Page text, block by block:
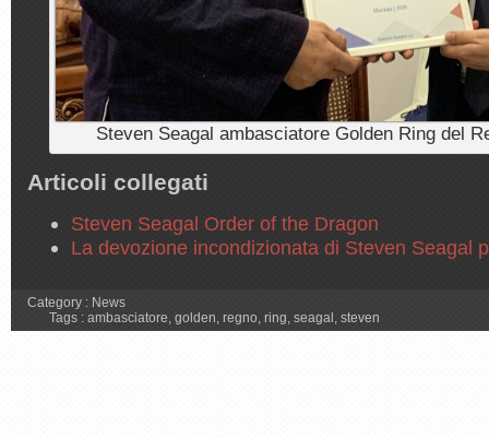
Steven Seagal ambasciatore Golden Ring del
Articoli collegati
Steven Seagal Order of the Dragon
La devozione incondizionata di Steven Seagal
Category : News
Tags : ambasciatore, golden, regno, ring, seagal , steven